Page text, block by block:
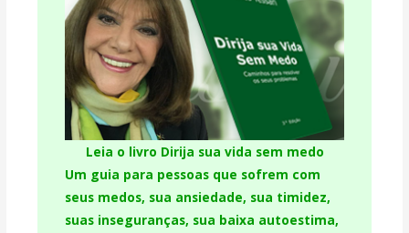
Leia o livro Dirija sua vida sem medo
Um guia para pessoas que sofrem com
seus medos, sua ansiedade, sua timidez,
suas inseguranças, sua baixa autoestima,